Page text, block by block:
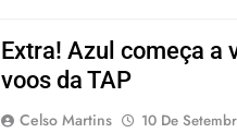
Extra! Azul começa a
voos da TAP
Celso Martins 10 De